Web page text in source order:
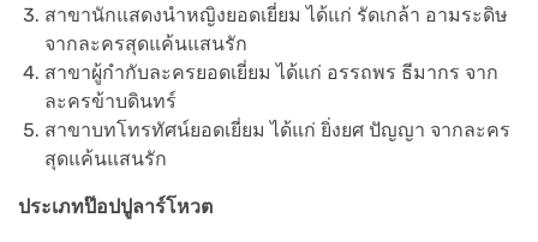
สาขานักแสดงนำหญิงยอดเยี่ยม ได้แก่ รัดเกล้า อามระดิษ
จากละครสุดแค้นแสนรัก
สาขาผู้กำกับละครยอดเยี่ยม ได้แก่ อรรถพร ธีมากร จาก
ละครข้าบดินทร์
สาขาบทโทรทัศน์ยอดเยี่ยม ได้แก่ ยิ่งยศ ปัญญา จากละคร
สุดแค้นแสนรัก
ประเภทป๊อปปูลาร์โหวต